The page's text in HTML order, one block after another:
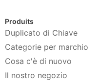
Produits
Duplicato di Chiave
Categorie per marchio
Cosa c'è di nuovo
Il nostro negozio